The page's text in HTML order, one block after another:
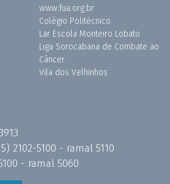
www.fua.org.br
Colégio Politécnico
Lar Escola Monteiro Lobato
Liga Sorocabana de Combate ao
Câncer
Vila dos Velhinhos
2102-5100 - ramal 5110
- ramal 5060